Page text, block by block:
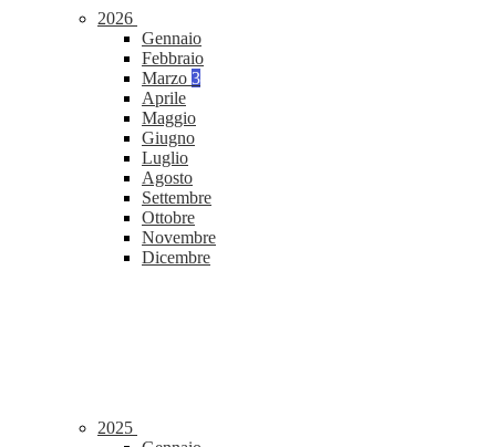
2026
Gennaio
Febbraio
Marzo 3
Aprile
Maggio
Giugno
Luglio
Agosto
Settembre
Ottobre
Novembre
Dicembre
2025